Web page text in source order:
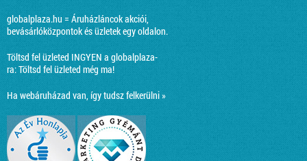
globalplaza.hu = Áruházláncok akciói,
bevásárlóközpontok és üzletek egy oldalon.
Töltsd fel üzleted INGYEN a globalplaza-
ra:Töltsd fel üzleted még ma!
Ha webáruházad van, így tudsz felkerülni »